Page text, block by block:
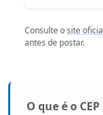
Consulte osite
antes de postar.
O que é o